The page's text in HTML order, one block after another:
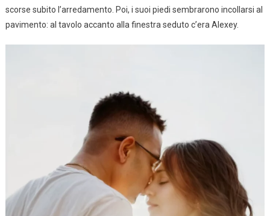
scorse subito l’arredamento. Poi, i suoi piedi sembrarono incollarsi al
pavimento: al tavolo accanto alla finestra seduto c’era Alexey.